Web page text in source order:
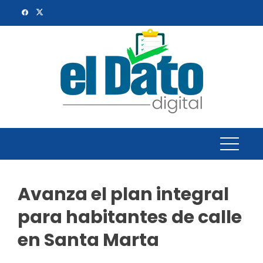
Avanza el plan integral
para habitantes de calle
en Santa Marta